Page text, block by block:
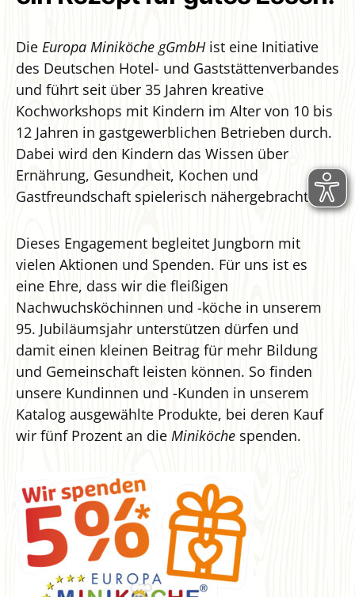
Die Europa Miniköche gGmbHist eine Initiative
des Deutschen Hotel- und Gaststättenverbandes
und führt seit über 35 Jahren kreative
Kochworkshops mit Kindern im Alter von 10 bis
12 Jahren in gastgewerblichen Betrieben durch.
Dabei wird den Kindern das Wissen über
Ernährung, Gesundheit, Kochen und
Gastfreundschaft spielerisch nähergebracht.
Dieses Engagement begleitet Jungborn mit
vielen Aktionen und Spenden. Für uns ist es
eine Ehre, dass wir die fleißigen
Nachwuchsköchinnen und -köche in unserem
95. Jubiläumsjahr unterstützen dürfen und
damit einen kleinen Beitrag für mehr Bildung
und Gemeinschaft leisten können. So finden
unsere Kundinnen und -Kunden in unserem
Katalog ausgewählte Produkte, bei deren Kauf
wir fünf Prozent an die Miniköche spenden.